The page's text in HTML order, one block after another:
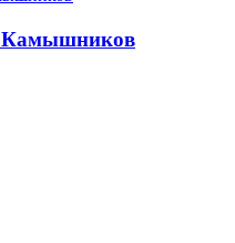
Камышников